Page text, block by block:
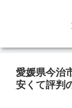
愛媛県今治
安くて評判